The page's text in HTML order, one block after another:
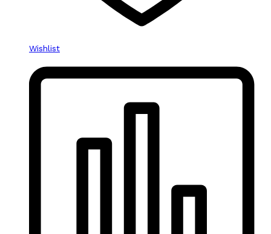
Wishlist